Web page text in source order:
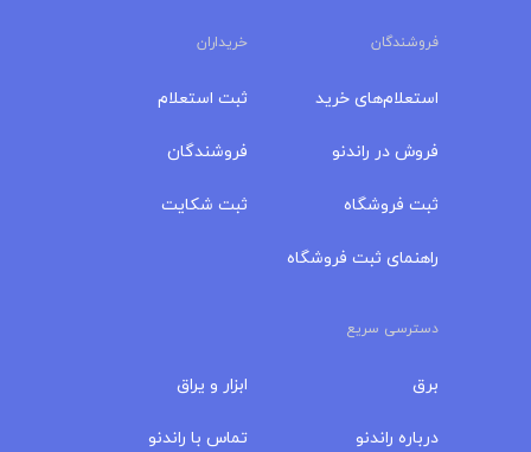
فروشندگان خریداران
استعلام‌های خرید
فروش در راندنو
ثبت فروشگاه
راهنمای ثبت فروشگاه
ثبت استعلام
فروشندگان
ثبت شکایت
دسترسی سریع
برق
درباره‌ راندنو
ابزار و یراق
تماس با راندنو